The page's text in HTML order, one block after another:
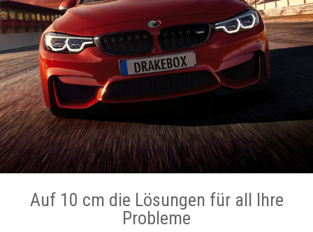
Auf 10 cm die Lösungen für all Ihre
Probleme